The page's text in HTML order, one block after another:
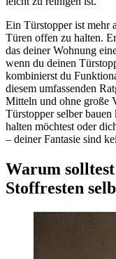
Ein Türstopper ist mehr
Türen offen zu halten.
das deiner Wohnung
wenn du deinen
kombinierst du
diesem umfassenden
Mitteln und ohne große
Türstopper selber
halten möchtest oder
– deiner Fantasie sind
Warum
Stoffresten